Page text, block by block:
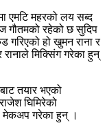
एमटि महरको लय सब्द
गौतमको रहेको छ सुदिप
गरिएको हो खुमन राना र
मिक्सिंग गरेका हुन्
तयार भएको
घिमिरेको
मेकअप गरेका हुन् ।